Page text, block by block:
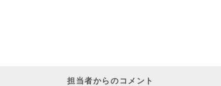
担当者からのコメント